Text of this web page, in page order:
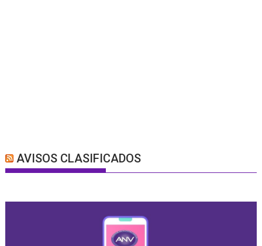
AVISOS CLASIFICADOS